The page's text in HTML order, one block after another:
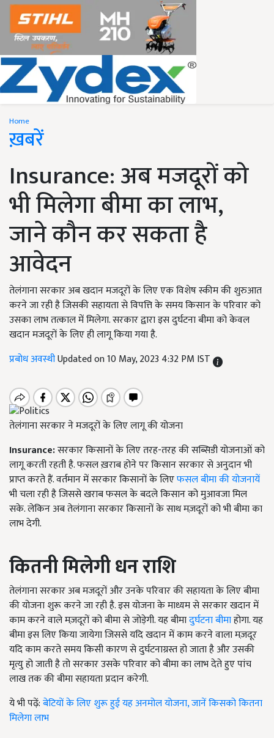
Home
ख़बरें
Insurance: अब मजदूरों को
भी मिलेगा बीमा का लाभ,
जाने कौन कर सकता है
आवेदन
तेलंगाना सरकार अब खदान मजदूरों के लिए एक विशेष स्कीम की शुरुआत
करने जा रही है जिसकी सहायता से विपत्ति के समय किसान के परिवार को
उसका लाभ तत्काल में मिलेगा. सरकार द्वारा इस दुर्घटना बीमा को केवल
खदान मजदूरों के लिए ही लागू किया गया है.
प्रबोध अवस्थीUpdated on 10 May, 2023 4:32 PM IST
तेलंगाना सरकार ने मजदूरों के लिए लागू की योजना
Insurance:सरकार किसानों के लिए तरह-तरह की सब्सिडी योजनाओं को
लागू करती रहती है. फसल ख़राब होने पर किसान सरकार से अनुदान भी
प्राप्त करते हैं. वर्तमान में सरकार किसानों के लिएफसल बीमा की योजनायें
भी चला रही है जिससे खराब फसल के बदले किसान को मुआवजा मिल
सके. लेकिन अब तेलंगाना सरकार किसानों के साथ मज़दूरों को भी बीमा का
लाभ देगी.
कितनी मिलेगी धन राशि
तेलंगाना सरकार अब मजदूरों और उनके परिवार की सहायता के लिए बीमा
की योजना शुरू करने जा रही है. इस योजना के माध्यम से सरकार खदान में
काम करने वाले मज़दूरों को बीमा से जोड़ेगी. यह बीमादुर्घटना बीमाहोगा. यह
बीमा इस लिए किया जायेगा जिससे यदि खदान में काम करने वाला मज़दूर
यदि काम करते समय किसी कारण से दुर्घटनाग्रस्त हो जाता है और उसकी
मृत्यु हो जाती है तो सरकार उसके परिवार को बीमा का लाभ देते हुए पांच
लाख तक की बीमा सहायता प्रदान करेगी.
ये भी पढ़ें:बेटियों के लिए शुरू हुई यह अनमोल योजना, जानें किसको कितना
मिलेगा लाभ